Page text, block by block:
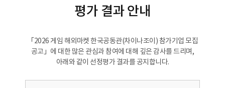
평가 결과 안내
「2026 게임 해외마켓 한국공동관(차이나조이) 참가기업 모집
공고」에 대한 많은 관심과 참여에 대해 깊은 감사를 드리며,
아래와 같이 선정평가 결과를 공지합니다.